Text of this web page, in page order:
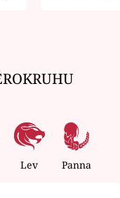
Lev Panna